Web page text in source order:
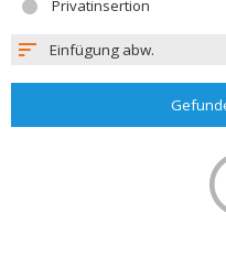
Privatinsertion
Einfügung abw.